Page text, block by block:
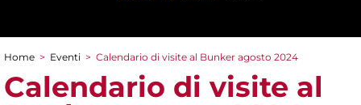
Tu sei qui
Home > Eventi > Calendario di visite al Bunker agosto 2024
Calendario di visite al